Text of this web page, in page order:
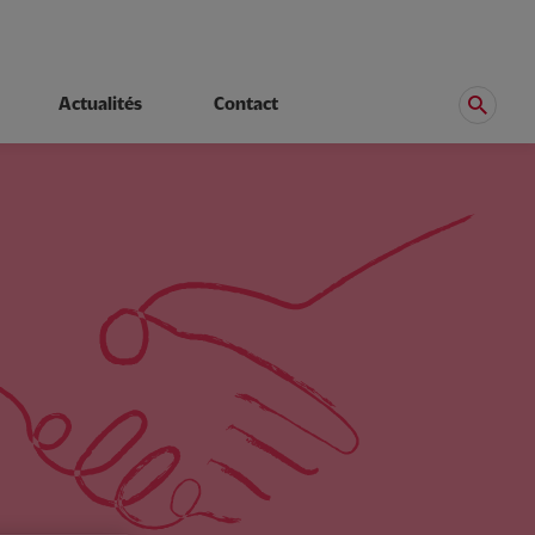
Actualités Contact